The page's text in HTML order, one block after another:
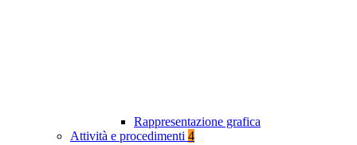
Rappresentazione grafica
Attività e procedimenti 4